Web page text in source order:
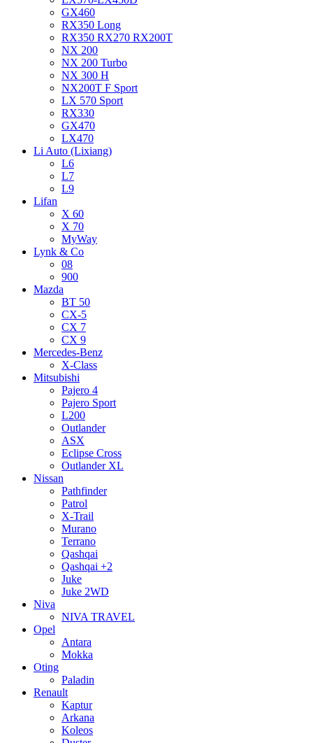
GX460
RX350 Long
RX350 RX270 RX200T
NX 200
NX 200 Turbo
NX 300 H
NX200T F Sport
LX 570 Sport
RX330
GX470
LX470
Li Auto (Lixiang)
L6
L7
L9
Lifan
X 60
X 70
MyWay
Lynk & Co
08
900
Mazda
BT 50
CX-5
CX 7
CX 9
Mercedes-Benz
X-Class
Mitsubishi
Pajero 4
Pajero Sport
L200
Outlander
ASX
Eclipse Cross
Outlander XL
Nissan
Pathfinder
Patrol
X-Trail
Murano
Terrano
Qashqai
Qashqai +2
Juke
Juke 2WD
Niva
NIVA TRAVEL
Opel
Antara
Mokka
Oting
Paladin
Renault
Kaptur
Arkana
Koleos